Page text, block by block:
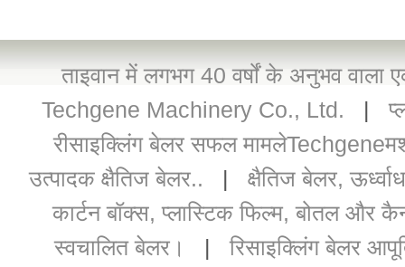
ताइवान में लगभग 40 वर्षों के अनुभव वाला
Techgene Machinery Co., Ltd. |
रीसाइक्लिंग बेलर सफल
उत्पादक क्षैतिज बेलर.. | क्षैतिज बेलर,
कार्टन बॉक्स, प्लास्टिक फिल्म, बोतल और
स्वचालित बेलर।
|रिसाइक्लिंग बेलर